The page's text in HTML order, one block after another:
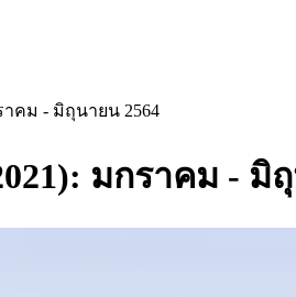
าคม - มิถุนายน 2564
มกราคม - มิ